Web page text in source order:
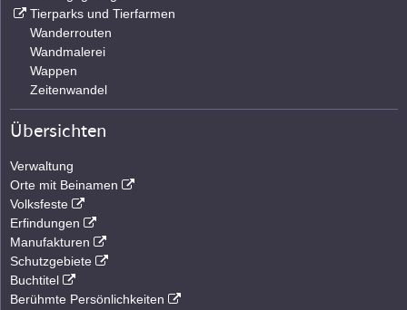
Tierparks und Tierfarmen
Wanderrouten
Wandmalerei
Wappen
Zeitenwandel
Übersichten
Verwaltung
Orte mit Beinamen
Volksfeste
Erfindungen
Manufakturen
Schutzgebiete
Buchtitel
Berühmte Persönlichkeiten